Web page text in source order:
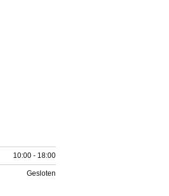
10:00 - 18:00
Gesloten